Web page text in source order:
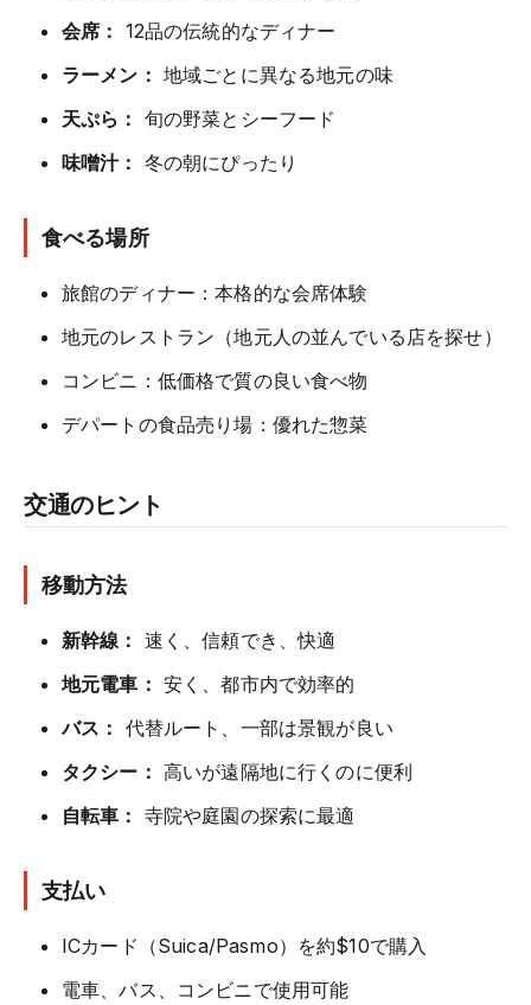
会席： 12品の伝統的なディナー
ラーメン： 地域ごとに異なる地元の味
天ぷら： 旬の野菜とシーフード
味噌汁： 冬の朝にぴったり
食べる場所
旅館のディナー：本格的な会席体験
地元のレストラン（地元人の並んでいる店を探せ）
コンビニ：低価格で質の良い食べ物
デパートの食品売り場：優れた惣菜
交通のヒント
移動方法
新幹線： 速く、信頼でき、快適
地元電車： 安く、都市内で効率的
バス： 代替ルート、一部は景観が良い
タクシー： 高いが遠隔地に行くのに便利
自転車： 寺院や庭園の探索に最適
支払い
ICカード（Suica/Pasmo）を約$10で購入
電車、バス、コンビニで使用可能